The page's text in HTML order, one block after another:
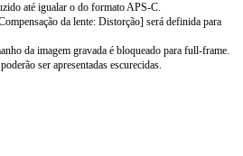
até igualar o do formato APS-C.
da lente: Distorção] será definida para
da imagem gravada é bloqueado para full-frame.
ser apresentadas escurecidas.